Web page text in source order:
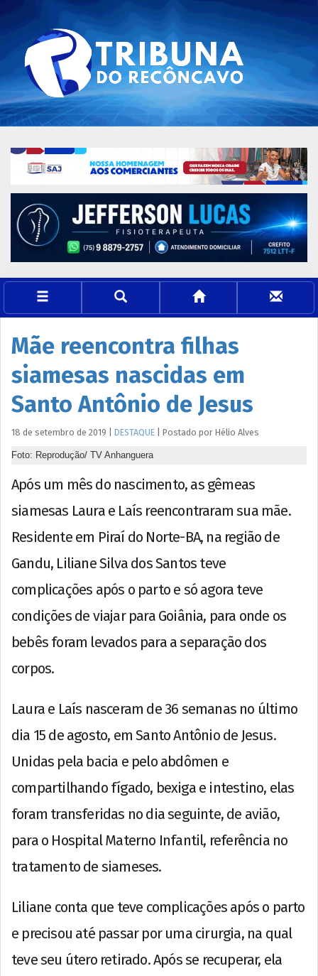
Mãe reencontra filhas
siamesas nascidas em
Santo Antônio de Jesus
18 de setembro de 2019 DESTAQUE Postado por Hélio Alves
Foto: Reprodução/ TV Anhanguera
Após um mês do nascimento, as gêmeas
siamesas Laura e Laís reencontraram sua mãe.
Residente em Piraí do Norte-BA, na região de
Gandu, Liliane Silva dos Santos teve
complicações após o parto e só agora teve
condições de viajar para Goiânia, para onde os
bebês foram levados para a separação dos
corpos.
Laura e Laís nasceram de 36 semanas no último
dia 15 de agosto, em Santo Antônio de Jesus.
Unidas pela bacia e pelo abdômen e
compartilhando fígado, bexiga e intestino, elas
foram transferidas no dia seguinte, de avião,
para o Hospital Materno Infantil, referência no
tratamento de siameses.
Liliane conta que teve complicações após o parto
e precisou até passar por uma cirurgia, na qual
teve seu útero retirado. Após se recuperar, ela